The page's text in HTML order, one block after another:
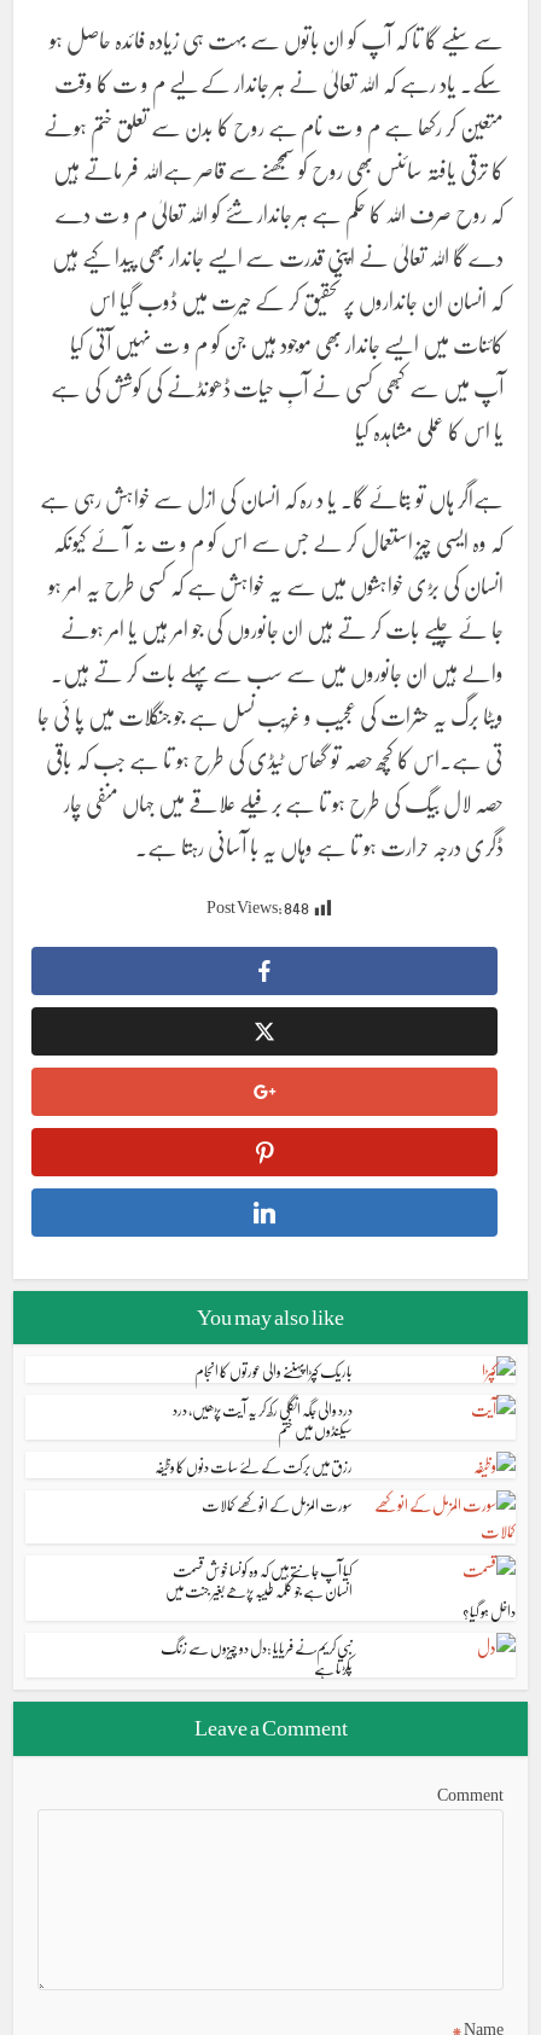
سے سنیے گا تا کہ آپ کو ان باتوں سے بہت ہی زیادہ فائدہ حاصل ہو
سکے۔ یاد رہے کہ اللہ تعالیٰ نے ہر جاندار کے لیے م و ت کا وقت
متعین کر رکھا ہے م و ت نام ہے روح کا بدن سے تعلق ختم ہونے
کا ترقی یافتہ سائنس بھی روح کو سمجھنے سے قاصر ہےاللہ فر ماتے ہیں
کہ روح صرف اللہ کا حکم ہے ہر جاندار شئے کو اللہ تعالیٰ م و ت دے
دے گا اللہ تعالیٰ نے اپنی قدرت سے ایسے جاندار بھی پیدا کیے ہیں
کہ انسان ان جانداروں پر تحقیق کر کے حیرت میں ڈوب گیا اس
کائنات میں ایسے جاندار بھی موجود ہیں جن کو م و ت نہیں آتی کیا
آپ میں سے کبھی کسی نے آبِ حیات ڈھونڈنے کی کوشش کی ہے
یا اس کا عملی مشاہدہ کیا
ہےاگر ہاں تو بتائے گا۔ یا د رہ کہ انسان کی ازل سے خواہش رہی ہے
کہ وہ ایسی چیز استعمال کر لے جس سے اس کو م و ت نہ آ ئے کیونکہ
انسان کی بڑی خواہشوں میں سے یہ خواہش ہے کہ کسی طرح یہ امر ہو
جا ئے چلیے بات کر تے ہیں ان جانوروں کی جو امر ہیں یا امر ہونے
والے ہیں ان جانوروں میں سے سب سے پہلے بات کر تے ہیں۔
ویٹا برگ یہ حشرات کی عجیب و غریب نسل ہے جو جنگلات میں پا ئی جا
تی ہے۔اس کا کچھ حصہ تو گھاس ٹیڈی کی طرح ہو تا ہے جب کہ باقی
حصہ لال بیگ کی طرح ہو تا ہے بر فیلے علاقے میں جہاں منفی چار
ڈگری درجہ حرارت ہو تا ہے وہاں یہ با آسانی رہتا ہے۔
Post Views:848
You may also like
باریک کپڑا پہننے والی عورتوں کا انجام
درد والی جگہ انگلی رکھ کر یہ آیت پڑھیں، درد
سیکنڈوں میں ختم
رزق میں برکت کے لئے سات دنوں کا وظیفہ
سورت المزمل کے انوکھے کمالات
کیا آپ جانتے ہیں کہ وہ کونسا خوش قسمت
انسان ہے جو کلمہ طیبہ پڑھے بغیر جنت میں
داخل ہو گیا؟
نبی کریم ؐنے فریایا :دل دو چیزوں سے زنگ
پکڑتا ہے
Leave a Comment
Comment